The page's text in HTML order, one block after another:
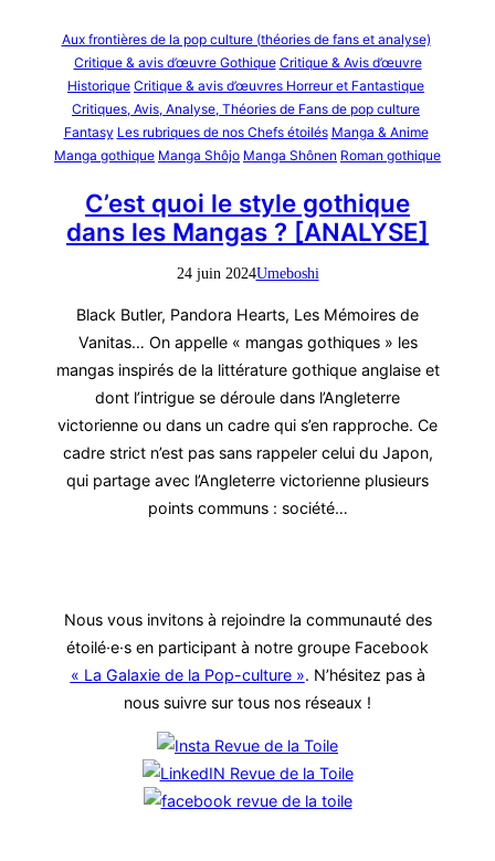
Aux frontières de la pop culture (théories de fans et analyse)
Critique & avis d’œuvre Gothique Critique & Avis d’œuvre
Historique Critique & avis d’œuvres Horreur et Fantastique
Critiques, Avis, Analyse, Théories de Fans de pop culture
Fantasy Les rubriques de nos Chefs étoilés Manga & Anime
Manga gothique Manga Shôjo Manga Shônen Roman gothique
C’est quoi le style gothique
dans les Mangas ? [ANALYSE]
24 juin 2024Umeboshi
Black Butler, Pandora Hearts, Les Mémoires de
Vanitas… On appelle « mangas gothiques » les
mangas inspirés de la littérature gothique anglaise et
dont l’intrigue se déroule dans l’Angleterre
victorienne ou dans un cadre qui s’en rapproche. Ce
cadre strict n’est pas sans rappeler celui du Japon,
qui partage avec l’Angleterre victorienne plusieurs
points communs : société…
Nous vous invitons à rejoindre la communauté des
étoilé·e·s en participant à notre groupe Facebook
« La Galaxie de la Pop-culture ». N’hésitez pas à
nous suivre sur tous nos réseaux !